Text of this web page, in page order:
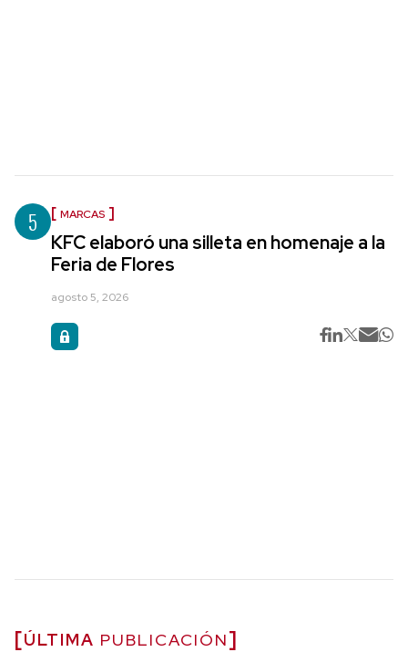
5 MARCAS
KFC elaboró una silleta en homenaje a la
Feria de Flores
agosto 5, 2026
ÚLTIMA PUBLICACIÓN